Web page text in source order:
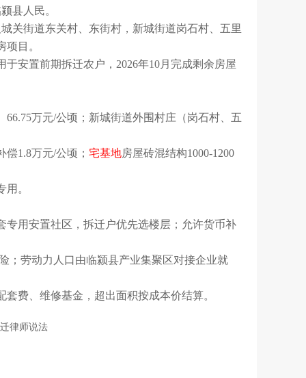
县人民。
关街道东关村、东街村，新城街道岗石村、五里
目。
安置前期拆迁农户，2026年10月完成剩余房屋
万元/公顷；新城街道外围村庄（岗石村、五
1.8万元/公顷； 宅基地房屋砖混结构1000-1200
。
用安置社区，拆迁户优先选楼层；允许货币补
；劳动力人口由临颍县产业集聚区对接企业就
费、维修基金，超出面积按成本价结算。
律师说法